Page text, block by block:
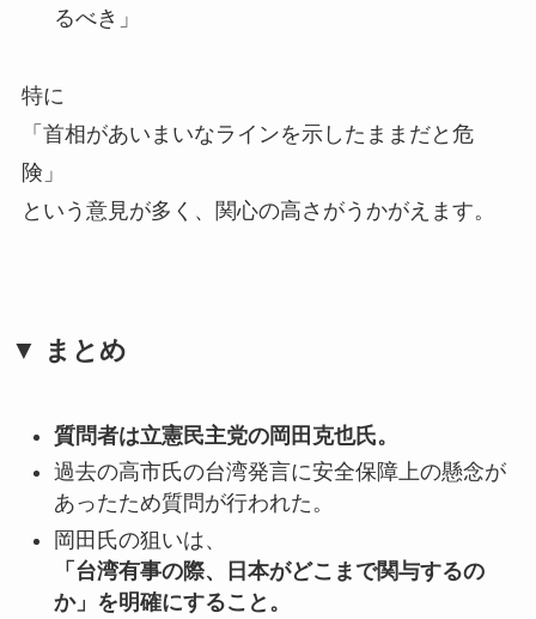
るべき」
特に
「首相があいまいなラインを示したままだと危
険」
という意見が多く、関心の高さがうかがえます。
▼ まとめ
質問者は立憲民主党の岡田克也氏。
過去の高市氏の台湾発言に安全保障上の懸念が
あったため質問が行われた。
岡田氏の狙いは、
「台湾有事の際、日本がどこまで関与するの
か」を明確にすること。